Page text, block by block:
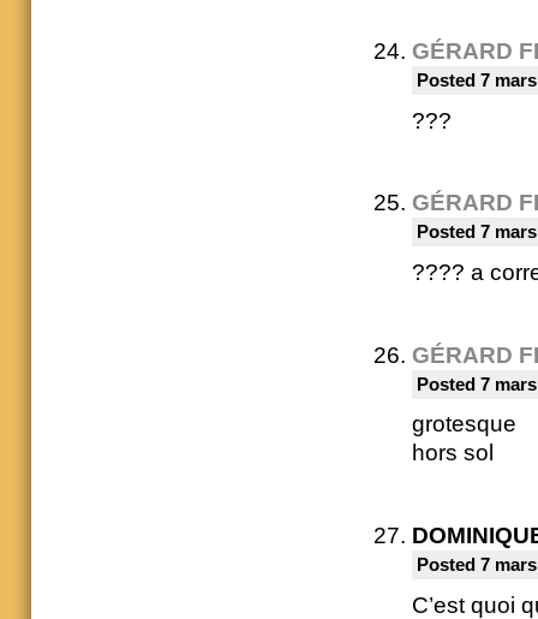
GÉRARD
Posted 7
???
GÉRARD
Posted 7
???? a
GÉRARD
Posted 7
grotesque
hors sol
Posted 7
C’est quoi